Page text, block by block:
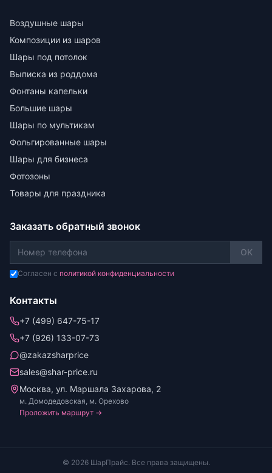
Воздушные шары
Композиции из шаров
Шары под потолок
Выписка из роддома
Фонтаны капельки
Большие шары
Шары по мультикам
Фольгированные шары
Шары для бизнеса
Фотозоны
Товары для праздника
Заказать обратный звонок
OK
Согласен с политикой конфиденциальности
Контакты
+7 (499) 647-75-17
+7 (926) 133-07-73
@zakazsharprice
sales@shar-price.ru
Москва, ул. Маршала Захарова, 2
м. Домодедовская, м. Орехово
Проложить маршрут →
© 2026 ШарПрайс. Все права защищены.